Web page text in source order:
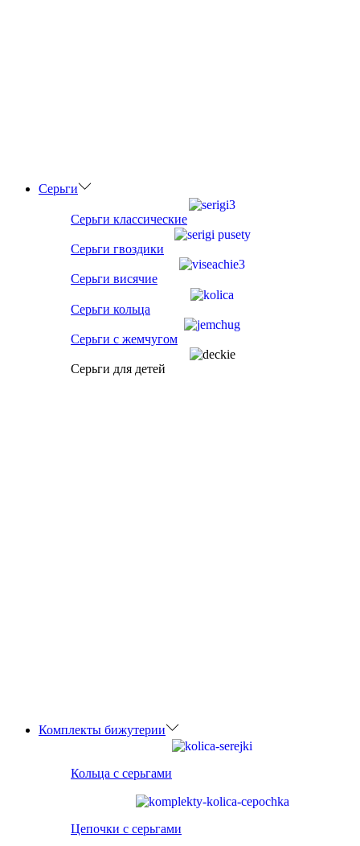
Серьги
Серьги классические
Серьги гвоздики
Серьги висячие
Серьги кольца
Серьги с жемчугом
Серьги для детей
Комплекты бижутерии
Кольца с серьгами
Цепочки с серьгами